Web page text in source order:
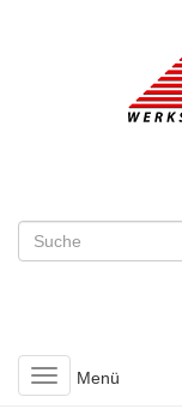
Toggle
navigation
Menü